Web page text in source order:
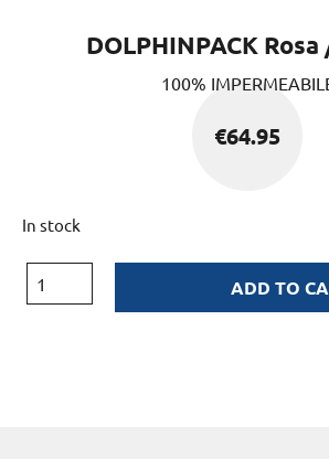
DOLPHINPACK
100%
€64.95
In stock
ADD TO